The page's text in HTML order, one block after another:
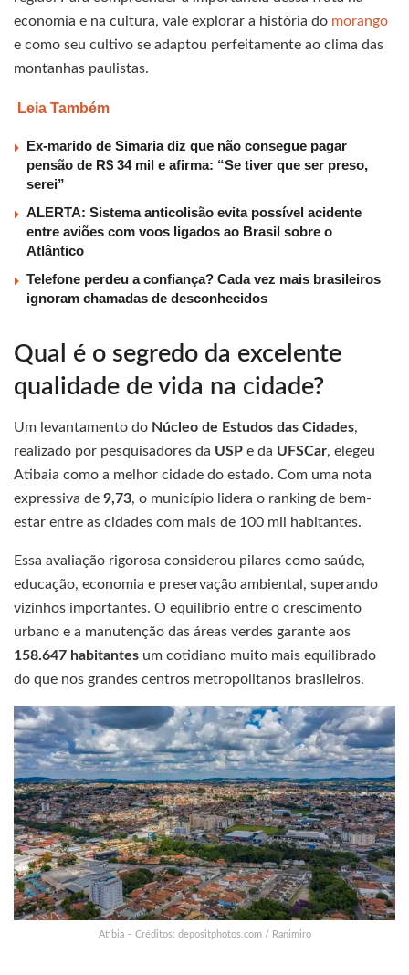
economia e na cultura, vale explorar a história do morango
e como seu cultivo se adaptou perfeitamente ao clima das
montanhas paulistas.
Leia Também
Ex-marido de Simaria diz que não consegue pagar
pensão de R$ 34 mil e afirma: “Se tiver que ser preso,
serei”
ALERTA: Sistema anticolisão evita possível acidente
entre aviões com voos ligados ao Brasil sobre o
Atlântico
Telefone perdeu a confiança? Cada vez mais brasileiros
ignoram chamadas de desconhecidos
Qual é o segredo da excelente
qualidade de vida na cidade?
Um levantamento do Núcleo de Estudos das Cidades,
realizado por pesquisadores da USP e da UFSCar, elegeu
Atibaia como a melhor cidade do estado. Com uma nota
expressiva de 9,73, o município lidera o ranking de bem-
estar entre as cidades com mais de 100 mil habitantes.
Essa avaliação rigorosa considerou pilares como saúde,
educação, economia e preservação ambiental, superando
vizinhos importantes. O equilíbrio entre o crescimento
urbano e a manutenção das áreas verdes garante aos
158.647 habitantes um cotidiano muito mais equilibrado
do que nos grandes centros metropolitanos brasileiros.
Atibia – Créditos: depositphotos.com / Ranimiro